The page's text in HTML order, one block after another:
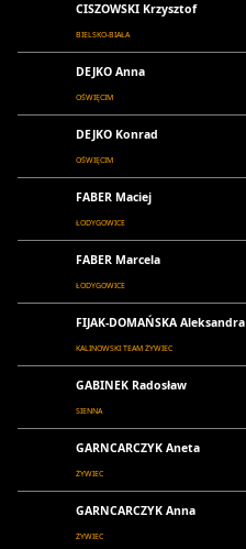
CISZOWSKI Krzysztof
BIELSKO-BIAŁA
DEJKO Anna
OŚWIĘCIM
DEJKO Konrad
OŚWIĘCIM
FABER Maciej
ŁODYGOWICE
FABER Marcela
ŁODYGOWICE
FIJAK-DOMAŃSKA Aleksandra
KALINOWSKI TEAM ŻYWIEC
GABINEK Radosław
SIENNA
GARNCARCZYK Aneta
ŻYWIEC
GARNCARCZYK Anna
ŻYWIEC